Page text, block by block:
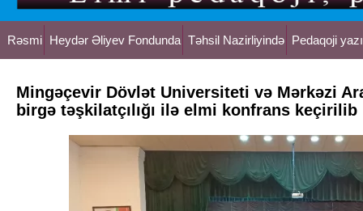
Rəsmi Heydər Əliyev Fondunda Təhsil Nazirliyində Pedaqoji
Mingəçevir Dövlət Universiteti və Mərkəzi
birgə təşkilatçılığı ilə elmi konfrans keçirilib